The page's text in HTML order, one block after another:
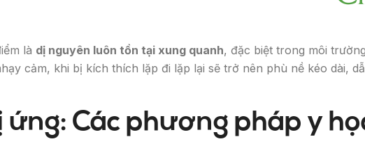
là dị nguyên luôn tồn tại xung quanh, đặc biệt trong môi
cảm, khi bị kích thích lặp đi lặp lại sẽ trở nên phù nề kéo dài,
Các phương pháp y